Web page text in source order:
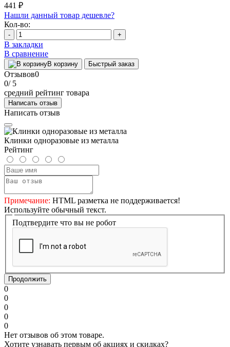
441 ₽
Нашли данный товар дешевле?
Кол-во:
- +
В закладки
В сравнение
В корзину Быстрый заказ
Отзывов0
0/ 5
средний рейтинг товара
Написать отзыв
Написать отзыв
Клинки одноразовые из металла
Рейтинг
Примечание: HTML разметка не поддерживается!
Используйте обычный текст.
Подтвердите что вы не робот
Продолжить
0
0
0
0
0
Нет отзывов об этом товаре.
Хотите узнавать первым об акциях и скидках?